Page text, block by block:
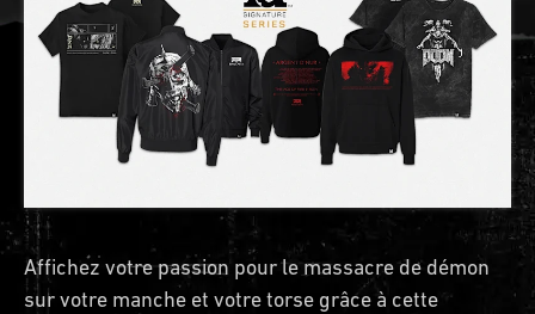
Affichez votre passion pour le massacre de démon
sur votre manche et votre torse grâce à cette